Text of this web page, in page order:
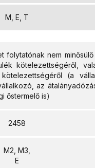
M, E, T
folytatónak nem
kötelezettségéről,
(a
az
őstermelő is)
2458
M2, M3,
E